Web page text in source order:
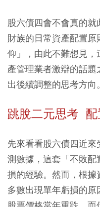
股六債四會不會真的
財族的日常資產配置
仰」，由此不難想見
產管理業者激辯的話
出後續調整的思考方向。
跳脫二元思考 配
先來看看股六債四近
測數據，這套「不敗
損的經驗。然而，根據
多數出現單年虧損的